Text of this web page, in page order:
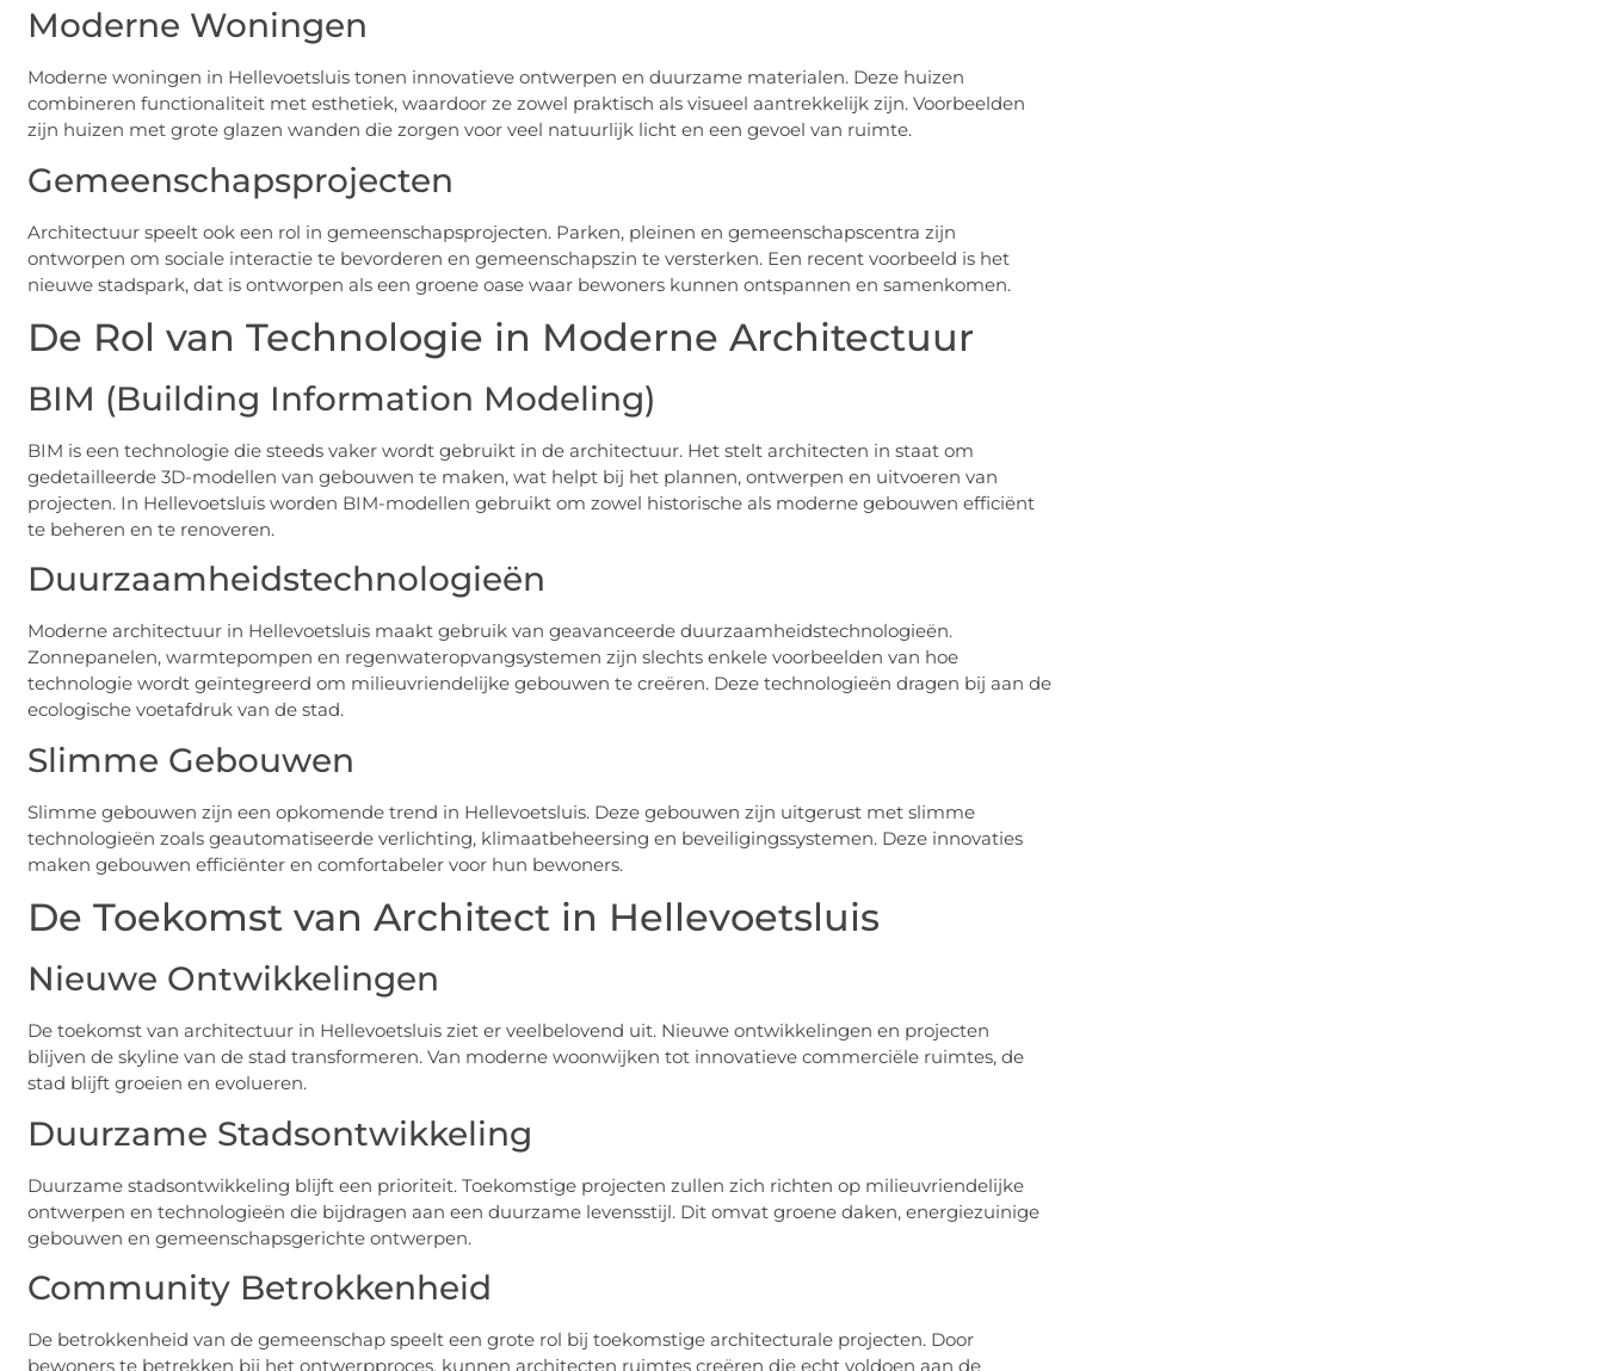
Moderne Woningen
Moderne woningen in Hellevoetsluis tonen innovatieve ontwerpen en duurzame materialen. Deze huizen
combineren functionaliteit met esthetiek, waardoor ze zowel praktisch als visueel aantrekkelijk zijn. Voorbeelden
zijn huizen met grote glazen wanden die zorgen voor veel natuurlijk licht en een gevoel van ruimte.
Gemeenschapsprojecten
Architectuur speelt ook een rol in gemeenschapsprojecten. Parken, pleinen en gemeenschapscentra zijn
ontworpen om sociale interactie te bevorderen en gemeenschapszin te versterken. Een recent voorbeeld is het
nieuwe stadspark, dat is ontworpen als een groene oase waar bewoners kunnen ontspannen en samenkomen.
De Rol van Technologie in Moderne Architectuur
BIM (Building Information Modeling)
BIM is een technologie die steeds vaker wordt gebruikt in de architectuur. Het stelt architecten in staat om
gedetailleerde 3D-modellen van gebouwen te maken, wat helpt bij het plannen, ontwerpen en uitvoeren van
projecten. In Hellevoetsluis worden BIM-modellen gebruikt om zowel historische als moderne gebouwen efficiënt
te beheren en te renoveren.
Duurzaamheidstechnologieën
Moderne architectuur in Hellevoetsluis maakt gebruik van geavanceerde duurzaamheidstechnologieën.
Zonnepanelen, warmtepompen en regenwateropvangsystemen zijn slechts enkele voorbeelden van hoe
technologie wordt geïntegreerd om milieuvriendelijke gebouwen te creëren. Deze technologieën dragen bij aan de
ecologische voetafdruk van de stad.
Slimme Gebouwen
Slimme gebouwen zijn een opkomende trend in Hellevoetsluis. Deze gebouwen zijn uitgerust met slimme
technologieën zoals geautomatiseerde verlichting, klimaatbeheersing en beveiligingssystemen. Deze innovaties
maken gebouwen efficiënter en comfortabeler voor hun bewoners.
De Toekomst van Architect in Hellevoetsluis
Nieuwe Ontwikkelingen
De toekomst van architectuur in Hellevoetsluis ziet er veelbelovend uit. Nieuwe ontwikkelingen en projecten
blijven de skyline van de stad transformeren. Van moderne woonwijken tot innovatieve commerciële ruimtes, de
stad blijft groeien en evolueren.
Duurzame Stadsontwikkeling
Duurzame stadsontwikkeling blijft een prioriteit. Toekomstige projecten zullen zich richten op milieuvriendelijke
ontwerpen en technologieën die bijdragen aan een duurzame levensstijl. Dit omvat groene daken, energiezuinige
gebouwen en gemeenschapsgerichte ontwerpen.
Community Betrokkenheid
De betrokkenheid van de gemeenschap speelt een grote rol bij toekomstige architecturale projecten. Door
bewoners te betrekken bij het ontwerpproces, kunnen architecten ruimtes creëren die echt voldoen aan de